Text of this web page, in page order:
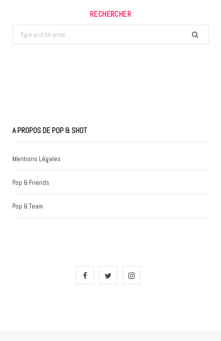
RECHERCHER
Search
for:
A PROPOS DE POP & SHOT
Mentions Légales
Pop & Friends
Pop & Team
F
I